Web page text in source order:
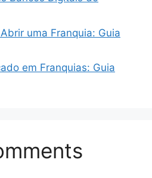
uma Franquia: Guia
em Franquias: Guia